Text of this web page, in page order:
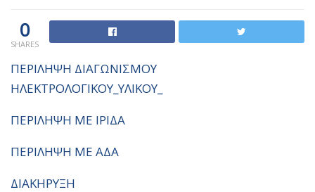
0
SHARES
ΠΕΡΙΛΗΨΗ ΔΙΑΓΩΝΙΣΜΟΥ
ΗΛΕΚΤΡΟΛΟΓΙΚΟΥ_ΥΛΙΚΟΥ_
ΠΕΡΙΛΗΨΗ ΜΕ ΙΡΙΔΑ
ΠΕΡΙΛΗΨΗ ΜΕ ΑΔΑ
ΔΙΑΚΗΡΥΞΗ